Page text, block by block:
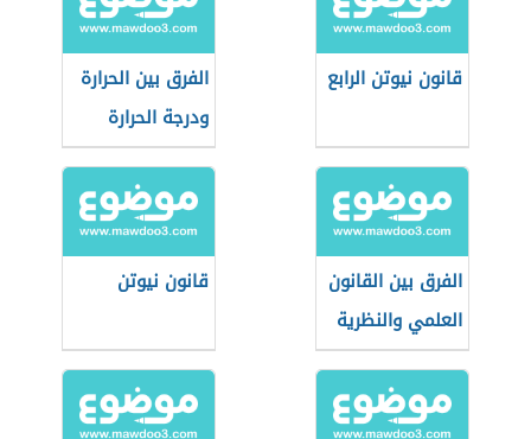
قانون نيوتن الرابع
الفرق بين الحرارة
ودرجة الحرارة
الفرق بين القانون
العلمي والنظرية
العلمية
قانون نیوتن